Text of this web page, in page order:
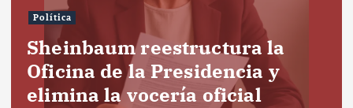
Política
Sheinbaum reestructura la
Oficina de la Presidencia y
elimina la vocería oficial